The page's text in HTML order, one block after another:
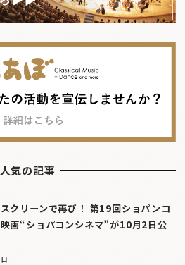
人気の記事
クリーンで再び！ 第19回ショパンコ
画“ショパコンシネマ”が10月2日公